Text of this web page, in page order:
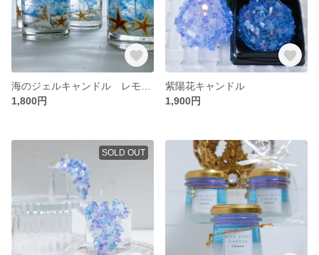
1,800円
紫陽花キャンドル
1,900円
SOLD OUT